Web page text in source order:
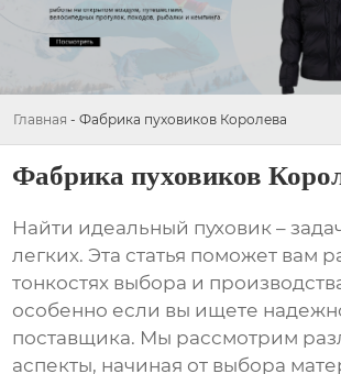
Главная - Фабрика пуховиков Королева
Фабрика пуховиков
Найти идеальный пуховик –
легких. Эта статья поможет вам
тонкостях выбора и
особенно если вы ищете
поставщика. Мы рассмотрим
аспекты, начиная от выбора